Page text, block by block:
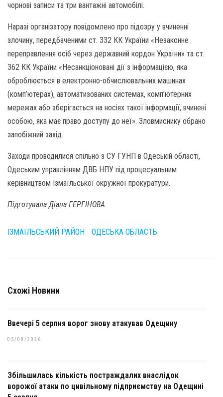
чорнові записи та три вантажні автомобілі.
Наразі організатору повідомлено про підозру у вчиненні
злочину, передбаченими ст. 332 КК України «Незаконне
переправлення осіб через державний кордон України» та ст.
362 КК України «Несанкціоновані дії з інформацією, яка
оброблюється в електронно-обчислювальних машинах
(комп’ютерах), автоматизованих системах, комп’ютерних
мережах або зберігається на носіях такої інформації, вчинені
особою, яка має право доступу до неї». Зловмиснику обрано
запобіжний захід.
Заходи проводилися спільно з СУ ГУНП в Одеській області,
Одеським управлінням ДВБ НПУ під процесуальним
керівництвом Ізмаїльської окружної прокуратури.
Підготувала Діана ГЕРГІНОВА
ІЗМАЇЛЬСЬКИЙ РАЙОН ОДЕСЬКА ОБЛАСТЬ
Схожі Новини
Ввечері 5 серпня ворог знову атакував Одещину
05/08/2026
Збільшилась кількість постраждалих внаслідок
ворожої атаки по цивільному підприємству на Одещині